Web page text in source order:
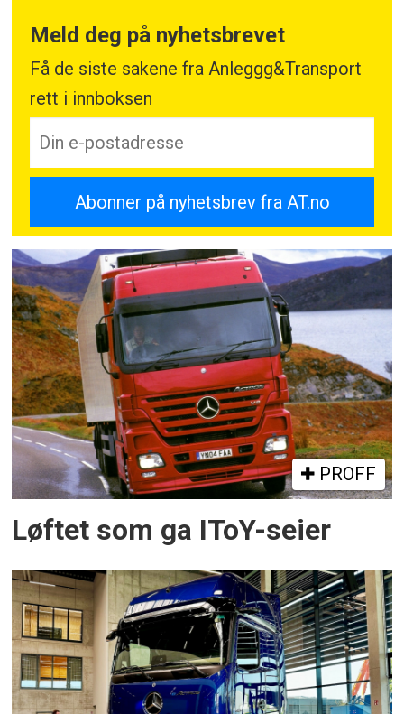
Meld deg på nyhetsbrevet
Få de siste sakene fra Anleggg&Transport
rett i innboksen
PROFF
Løftet som ga IToY-seier